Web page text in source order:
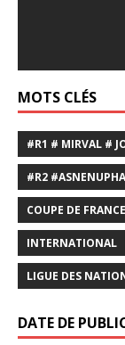
MOTS CLÉS
#R1 # MIRVAL #
#R2
COUPE DE FRANCE
INTERNATIONAL
LIGUE DES
DATE DE